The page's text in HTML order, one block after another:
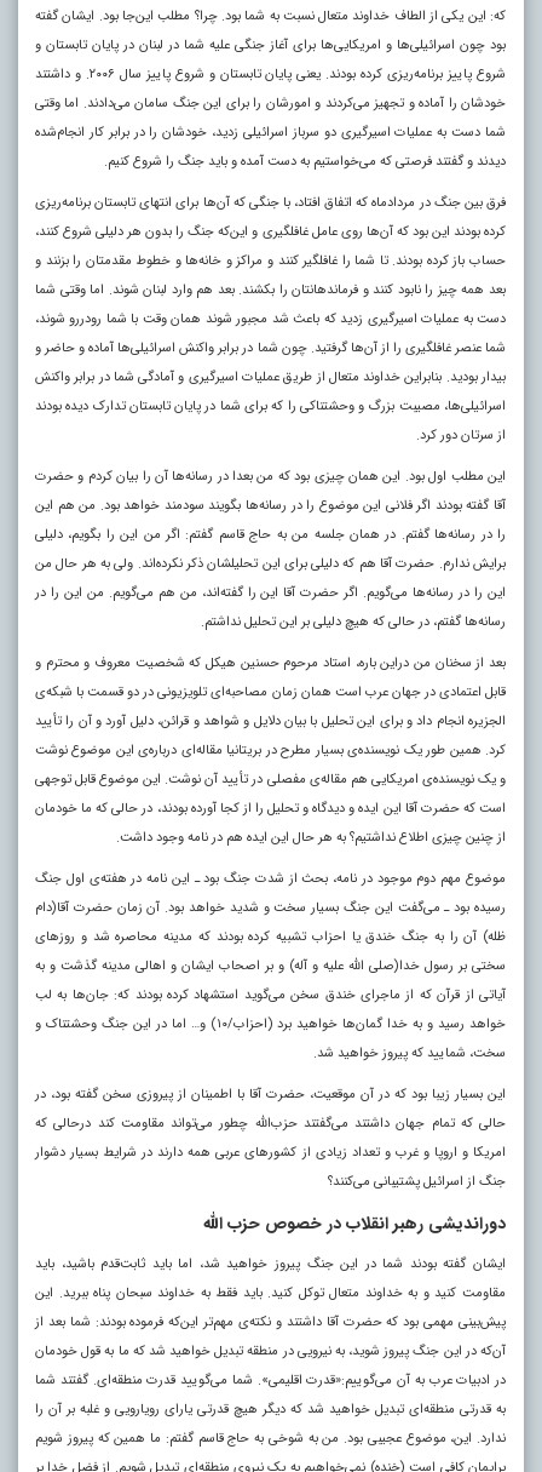
که: این یکی از الطاف خداوند متعال نسبت به شما بود. چرا؟ مطلب این‌جا بود. ایشان گفته
بود چون اسرائیلی‌ها و امریکایی‌ها برای آغاز جنگی علیه شما در لبنان در پایان تابستان و
شروع پاییز برنامه‌ریزی کرده بودند. یعنی پایان تابستان و شروع پاییز سال ۲۰۰۶. و داشتند
خودشان را آماده و تجهیز می‌کردند و امورشان را برای این جنگ سامان می‌دادند. اما وقتی
شما دست به عملیات اسیرگیری دو سرباز اسرائیلی زدید، خودشان را در برابر کار انجام‌شده
دیدند و گفتند فرصتی که می‌خواستیم به دست آمده و باید جنگ را شروع کنیم.
فرق بین جنگ در مردادماه که اتفاق افتاد، با جنگی که آن‌ها برای انتهای تابستان برنامه‌ریزی
کرده بودند این بود که آن‌ها روی عامل غافلگیری و این‌که جنگ را بدون هر دلیلی شروع کنند،
حساب باز کرده بودند. تا شما را غافلگیر کنند و مراکز و خانه‌ها و خطوط مقدمتان را بزنند و
بعد همه چیز را نابود کنند و فرماندهانتان را بکشند. بعد هم وارد لبنان شوند. اما وقتی شما
دست به عملیات اسیرگیری زدید که باعث شد مجبور شوند همان وقت با شما رودررو شوند،
شما عنصر غافلگیری را از آن‌ها گرفتید. چون شما در برابر واکنش اسرائیلی‌ها آماده و حاضر و
بیدار بودید. بنابراین خداوند متعال از طریق عملیات اسیرگیری و آمادگی شما در برابر واکنش
اسرائیلی‌ها، مصیبت بزرگ و وحشتناکی را که برای شما در پایان تابستان تدارک دیده بودند
از سرتان دور کرد.
این مطلب اول بود. این همان چیزی بود که من بعدا در رسانه‌ها آن را بیان کردم و حضرت
آقا گفته بودند اگر فلانی این موضوع را در رسانه‌ها بگویند سودمند خواهد بود. من هم این
را در رسانه‌ها گفتم. در همان جلسه من به حاج قاسم گفتم: اگر من این را بگویم، دلیلی
برایش ندارم. حضرت آقا هم که دلیلی برای این تحلیلشان ذکر نکرده‌اند. ولی به هر حال من
این را در رسانه‌ها می‌گویم. اگر حضرت آقا این را گفته‌اند، من هم می‌گویم. من این را در
رسانه‌ها گفتم، در حالی که هیچ دلیلی بر این تحلیل نداشتم.
بعد از سخنان من دراین باره، استاد مرحوم حسنین هیکل که شخصیت معروف و محترم و
قابل اعتمادی در جهان عرب است همان زمان مصاحبه‌ای تلویزیونی در دو قسمت با شبکه‌ی
الجزیره انجام داد و برای این تحلیل با بیان دلایل و شواهد و قرائن، دلیل آورد و آن را تأیید
کرد. همین طور یک نویسنده‌ی بسیار مطرح در بریتانیا مقاله‌ای درباره‌ی این موضوع نوشت
و یک نویسنده‌ی امریکایی هم مقاله‌ی مفصلی در تأیید آن نوشت. این موضوع قابل توجهی
است که حضرت آقا این ایده و دیدگاه و تحلیل را از کجا آورده بودند، در حالی که ما خودمان
از چنین چیزی اطلاع نداشتیم؟ به هر حال این ایده هم در نامه وجود داشت.
موضوع مهم دوم موجود در نامه، بحث از شدت جنگ بود ـ این نامه در هفته‌ی اول جنگ
رسیده بود ـ می‌گفت این جنگ بسیار سخت و شدید خواهد بود. آن زمان حضرت آقا(دام
ظله) آن را به جنگ خندق یا احزاب تشبیه کرده بودند که مدینه محاصره شد و روزهای
سختی بر رسول خدا(صلی الله علیه و آله) و بر اصحاب ایشان و اهالی مدینه گذشت و به
آیاتی از قرآن که از ماجرای خندق سخن می‌گوید استشهاد کرده بودند که: جان‌ها به لب
خواهد رسید و به خدا گمان‌ها خواهید برد (احزاب/۱۰) و… اما در این جنگ وحشتناک و
سخت، شمایید که پیروز خواهید شد.
این بسیار زیبا بود که در آن موقعیت، حضرت آقا با اطمینان از پیروزی سخن گفته بود، در
حالی که تمام جهان داشتند می‌گفتند حزب‌الله چطور می‌تواند مقاومت کند درحالی که
امریکا و اروپا و غرب و تعداد زیادی از کشورهای عربی همه دارند در شرایط بسیار دشوار
جنگ از اسرائیل پشتیبانی می‌کنند؟
دوراندیشی رهبر انقلاب در خصوص حزب الله
ایشان گفته بودند شما در این جنگ پیروز خواهید شد، اما باید ثابت‌قدم باشید، باید
مقاومت کنید و به خداوند متعال توکل کنید. باید فقط به خداوند سبحان پناه ببرید. این
پیش‌بینی مهمی بود که حضرت آقا داشتند و نکته‌ی مهم‌تر این‌که فرموده بودند: شما بعد از
آن‌که در این جنگ پیروز شوید، به نیرویی در منطقه تبدیل خواهید شد که ما به قول خودمان
در ادبیات عرب به آن می‌گوییم:«قدرت اقلیمی». شما می‌گویید قدرت منطقه‌ای. گفتند شما
به قدرتی منطقه‌ای تبدیل خواهید شد که دیگر هیچ قدرتی یارای رویارویی و غلبه بر آن را
ندارد. این، موضوع عجیبی بود. من به شوخی به حاج قاسم گفتم: ما همین که پیروز شویم